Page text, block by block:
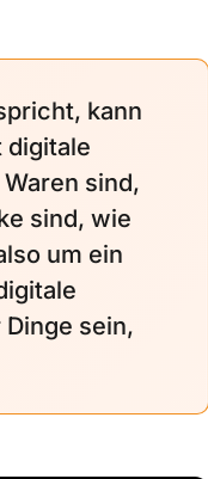
kann
digitale
sind,
sind, wie
um ein
sein,